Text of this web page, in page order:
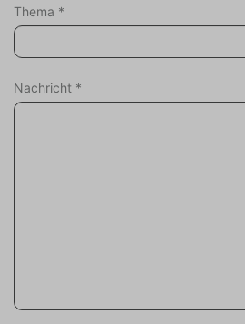
Thema *
Nachricht *